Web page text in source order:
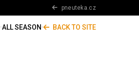
pneuteka.cz
·ALL SEASON· BACK TO SITE